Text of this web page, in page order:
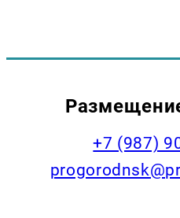
+7 (987)